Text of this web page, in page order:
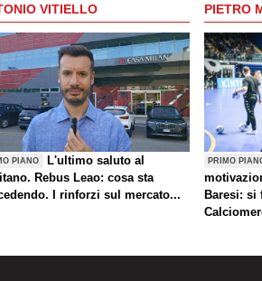
VITIELLO
PIANO
L'ultimo saluto al
Rebus Leao: cosa sta
I rinforzi sul mercato...
PIETRO
PRIMO
Baresi: si